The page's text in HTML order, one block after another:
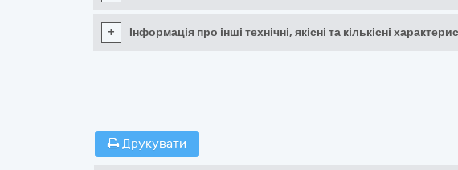
+ Інформація про інші технічні, якісні та кількісні
Друкувати